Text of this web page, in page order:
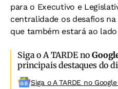
para o Executivo e
centralidade os desafios na
que também estará ao
Siga o A TARDE no
principais destaques do
Siga o A TARDE no